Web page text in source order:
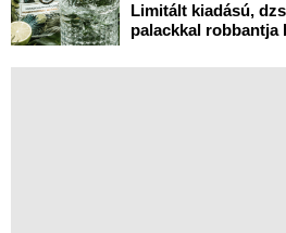
Limitált kiadású,
palackkal robbantja